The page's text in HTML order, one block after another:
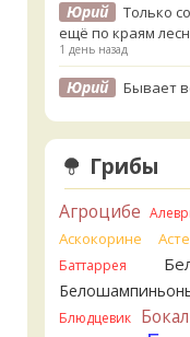
Юрий
Только
ещё по краям
1 день назад
Юрий
Бывает
Katya20
Katya20
Verona
2 дня назад
Грибы
Агроцибе
Аскокорине
Баттаррея
Блюдцевик